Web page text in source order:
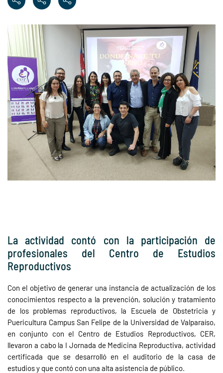
La actividad contó con la participación de
profesionales del Centro de Estudios
Reproductivos
Con el objetivo de generar una instancia de actualización de los
conocimientos respecto a la prevención, solución y tratamiento
de los problemas reproductivos, la Escuela de Obstetricia y
Puericultura Campus San Felipe de la Universidad de Valparaíso,
en conjunto con el Centro de Estudios Reproductivos, CER,
llevaron a cabo la I Jornada de Medicina Reproductiva, actividad
certificada que se desarrolló en el auditorio de la casa de
estudios y que contó con una alta asistencia de público.